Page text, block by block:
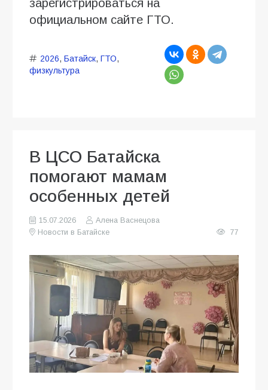
зарегистрироваться на
официальном сайте ГТО.
2026, Батайск, ГТО,
физкультура
В ЦСО Батайска
помогают мамам
особенных детей
15.07.2026
Алена Васнецова
Новости в Батайске
77